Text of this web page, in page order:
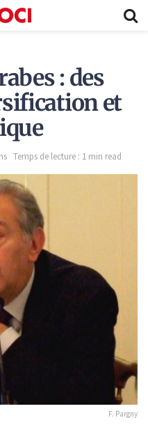
: des
et
Temps de lecture : 1 min read
F. Pargny